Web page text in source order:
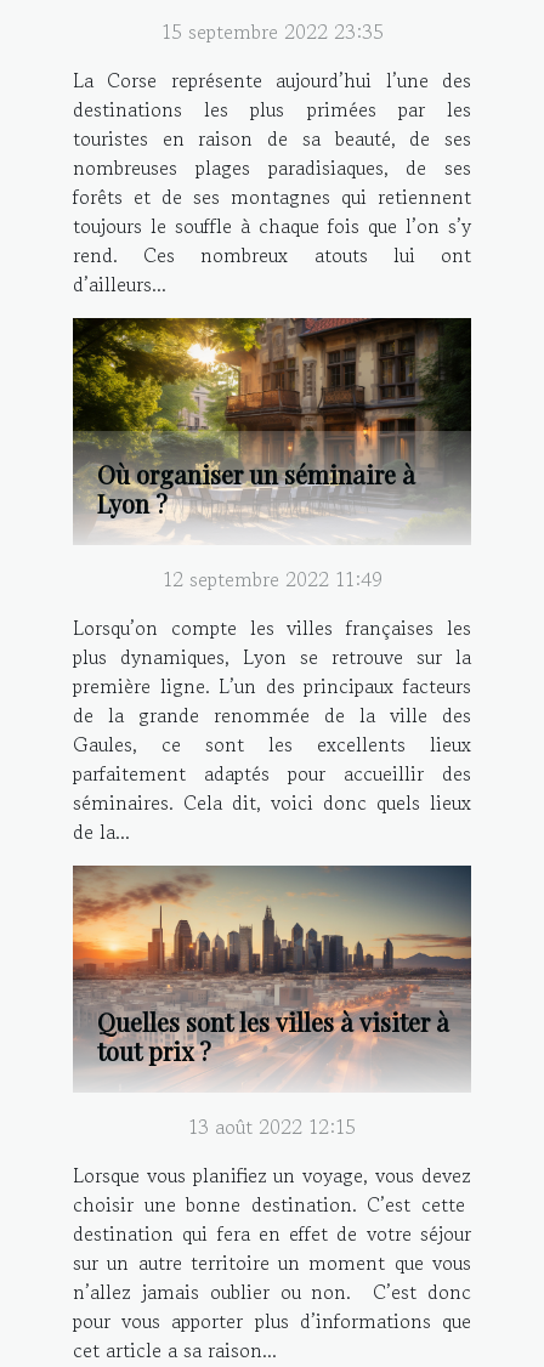
15 septembre 2022 23:35
La Corse représente aujourd’hui l’une des
destinations les plus primées par les
touristes en raison de sa beauté, de ses
nombreuses plages paradisiaques, de ses
forêts et de ses montagnes qui retiennent
toujours le souffle à chaque fois que l’on s’y
rend. Ces nombreux atouts lui ont
d’ailleurs...
Où organiser un séminaire à
Lyon ?
12 septembre 2022 11:49
Lorsqu’on compte les villes françaises les
plus dynamiques, Lyon se retrouve sur la
première ligne. L’un des principaux facteurs
de la grande renommée de la ville des
Gaules, ce sont les excellents lieux
parfaitement adaptés pour accueillir des
séminaires. Cela dit, voici donc quels lieux
de la...
Quelles sont les villes à visiter à
tout prix ?
13 août 2022 12:15
Lorsque vous planifiez un voyage, vous devez
choisir une bonne destination. C’est cette
destination qui fera en effet de votre séjour
sur un autre territoire un moment que vous
n’allez jamais oublier ou non. C’est donc
pour vous apporter plus d’informations que
cet article a sa raison...